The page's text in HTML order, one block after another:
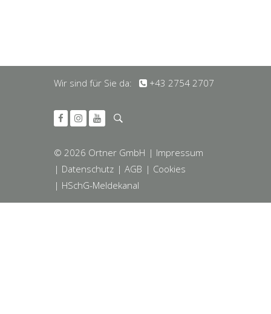
Wir sind für Sie da: +43 2754 2707
© 2026 Ortner GmbH | Impressum
| Datenschutz | AGB | Cookies
| HSchG-Meldekanal